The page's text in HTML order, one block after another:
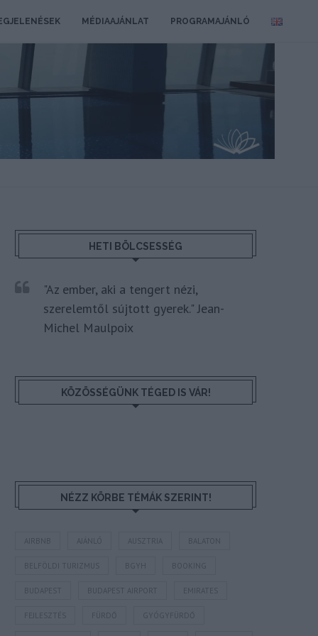
MÉDIAAJÁNLAT PROGRAMAJÁNLÓ
HETI BÖLCSESSÉG
"Az ember, aki a tengert nézi,
szerelemtől sújtott gyerek." Jean-
Michel Maulpoix
KÖZÖSSÉGÜNK TÉGED IS VÁR!
NÉZZ KÖRBE TÉMÁK SZERINT!
AIRBNB AJÁNLÓ AUSZTRIA BALATON
BELFÖLDI TURIZMUS BGYH BOOKING
BUDAPEST BUDAPEST AIRPORT EMIRATES
FEJLESZTÉS FÜRDŐ GYÓGYFÜRDŐ